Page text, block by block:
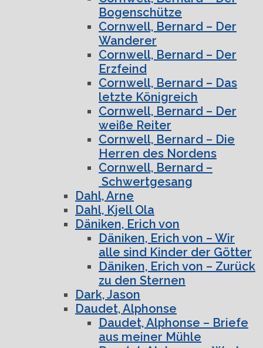
Bogenschütze
Cornwell, Bernard – Der
Wanderer
Cornwell, Bernard – Der
Erzfeind
Cornwell, Bernard – Das
letzte Königreich
Cornwell, Bernard – Der
weiße Reiter
Cornwell, Bernard – Die
Herren des Nordens
Cornwell, Bernard –
Schwertgesang
Dahl, Arne
Dahl, Kjell Ola
Däniken, Erich von
Däniken, Erich von – Wir
alle sind Kinder der Götter
Däniken, Erich von – Zurück
zu den Sternen
Dark, Jason
Daudet, Alphonse
Daudet, Alphonse – Briefe
aus meiner Mühle